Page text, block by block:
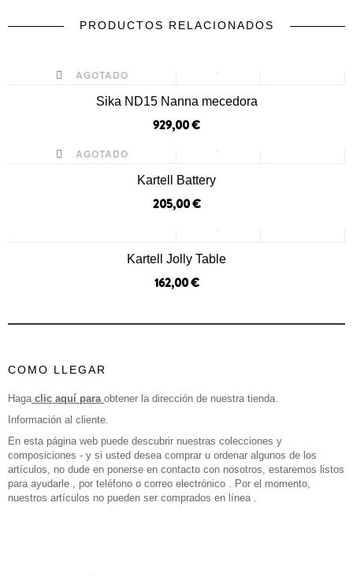
PRODUCTOS RELACIONADOS
AGOTADO
Sika ND15 Nanna mecedora
929,00 €
AGOTADO
Kartell Battery
205,00 €
Kartell Jolly Table
162,00 €
COMO LLEGAR
Haga clic aquí para obtener la dirección de nuestra tienda.
Información al cliente.
En esta página web puede descubrir nuestras colecciones y
composiciones - y si usted desea comprar u ordenar algunos de los
artículos, no dude en ponerse en contacto con nosotros, estaremos listos
para ayudarle , por teléfono o correo electrónico . Por el momento,
nuestros artículos no pueden ser comprados en línea .